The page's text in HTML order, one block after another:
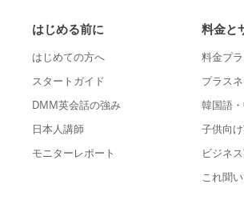
はじめる前に
はじめての方へ
スタートガイド
DMM英会話の強み
日本人講師
モニターレポート
料金と
料金プ
プラス
韓国語
子供向
ビジネ
これ聞